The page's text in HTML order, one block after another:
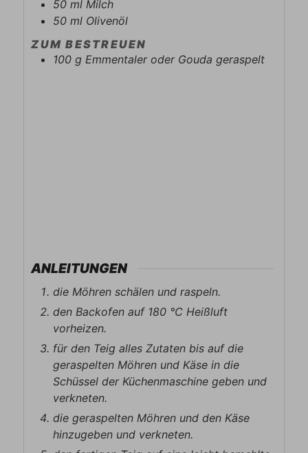
50 ml Milch
50 ml Olivenöl
ZUM BESTREUEN
100 g Emmentaler oder Gouda geraspelt
ANLEITUNGEN
die Möhren schälen und raspeln.
den Backofen auf 180 ℃ Heißluft
vorheizen.
für den Teig alles Zutaten bis auf die
geraspelten Möhren und Käse in die
Schüssel der Küchenmaschine geben und
verkneten.
die geraspelten Möhren und den Käse
hinzugeben und verkneten.